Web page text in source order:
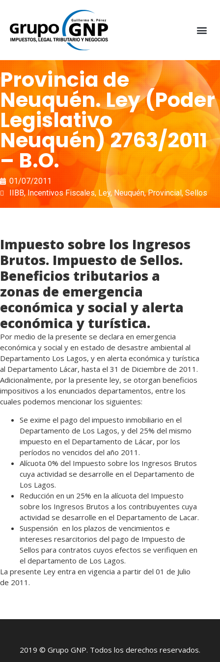
Provincia de
Neuquén. Ley (Poder
Legislativo
Neuquén) 2763/2011
– B.O.
01/07/2011
IIBB,Incentivos Fiscales, Ley, Neuquén,Provincial, Sellos
Impuesto sobre los Ingresos
Brutos. Impuesto de Sellos.
Beneficios tributarios a
zonas de emergencia
económica y social y alerta
económica y turística.
Por medio de la presente se declara en emergencia
económica y social y en estado de desastre ambiental al
Departamento Los Lagos, y en alerta económica y turística
al Departamento Lácar, hasta el 31 de Diciembre de 2011.
Adicionalmente, por la presente ley, se otorgan beneficios
impositivos a los enunciados departamentos, entre los
cuales podemos mencionar los siguientes:
Se exime el pago del impuesto inmobiliario en el
Departamento de Los Lagos, y del 25% del mismo
impuesto en el Departamento de Lácar, por los
períodos no vencidos del año 2011.
Alícuota 0% del Impuesto sobre los Ingresos Brutos
cuya actividad se desarrolle en el Departamento de
Los Lagos.
Reducción en un 25% en la alícuota del Impuesto
sobre los Ingresos Brutos a los contribuyentes cuya
actividad se desarrolle en el Departamento de Lacar.
Suspensión en los plazos de vencimientos e
intereses resarcitorios del pago de Impuesto de
Sellos para contratos cuyos efectos se verifiquen en
el departamento de Los Lagos.
La presente Ley entra en vigencia a partir del 01 de Julio
de 2011.
2019 © Grupo GNP. Todos los derechos reservados.